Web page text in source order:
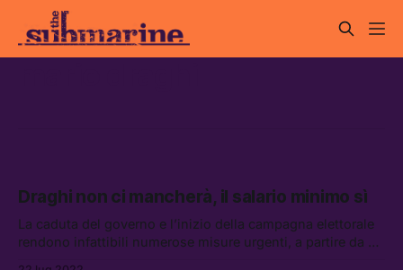
Draghi non ci mancherà, il salario minimo sì
La caduta del governo e l’inizio della campagna elettorale
rendono infattibili numerose misure urgenti, a partire da un